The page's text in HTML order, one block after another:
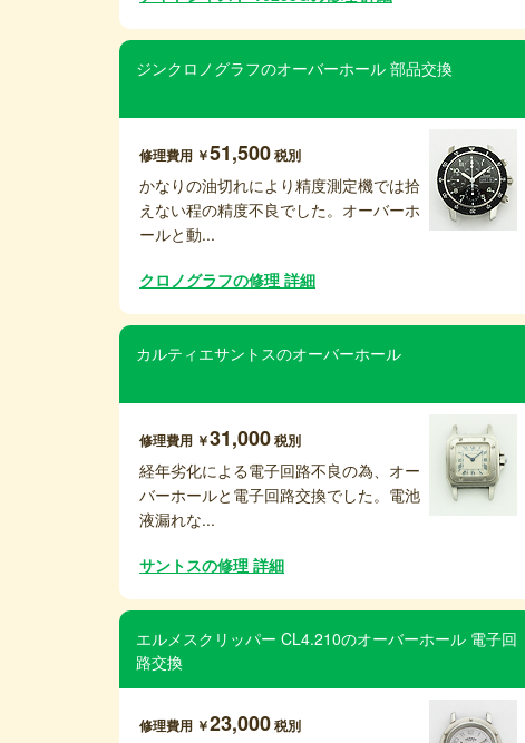
ジンクロノグラフのオーバーホール 部品交換
修理費用 ￥51,500税別
かなりの油切れにより精度測定機では拾
えない程の精度不良でした。オーバーホ
ールと動...
クロノグラフの修理 詳細
カルティエサントスのオーバーホール
修理費用 ￥31,000税別
経年劣化による電子回路不良の為、オー
バーホールと電子回路交換でした。電池
液漏れな...
サントスの修理 詳細
エルメスクリッパー CL4.210のオーバーホール 電子回
路交換
修理費用 ￥23,000税別